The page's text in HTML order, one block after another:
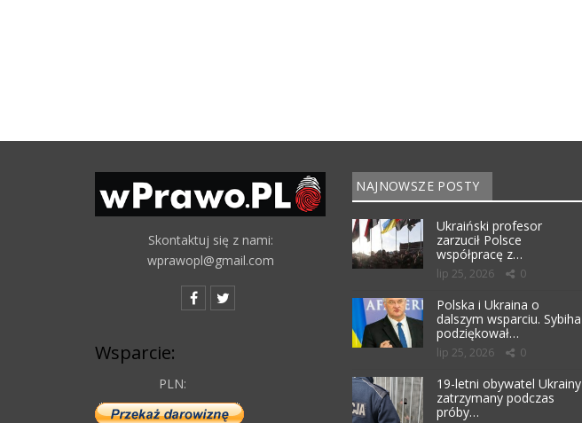
Skontaktuj się z nami:
wprawopl@gmail.com
Wsparcie:
PLN:
NAJNOWSZE POSTY
Ukraiński profesor
zarzucił Polsce
współpracę z…
lip 25, 2026 0
Polska i Ukraina o
dalszym wsparciu. Sybiha
podziękował…
lip 25, 2026 0
19-letni obywatel Ukrainy
zatrzymany podczas
próby…